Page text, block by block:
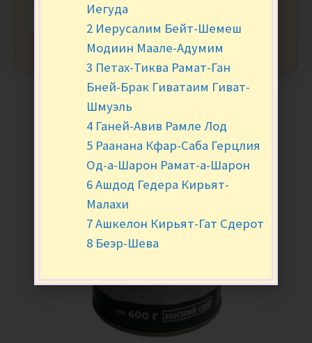
+
Иегуда
2 Иерусалим Бейт-Шемеш
Модиин Маале-Адумим
3 Петах-Тиква Рамат-Ган
Бней-Брак Гиватаим Гиват-
Шмуэль
4 Ганей-Авив Рамле Лод
5 Раанана Кфар-Саба Герцлия
Од-а-Шарон Рамат-а-Шарон
6 Ашдод Гедера Кирьят-
Малахи
7 Ашкелон Кирьят-Гат Сдерот
8 Беэр-Шева